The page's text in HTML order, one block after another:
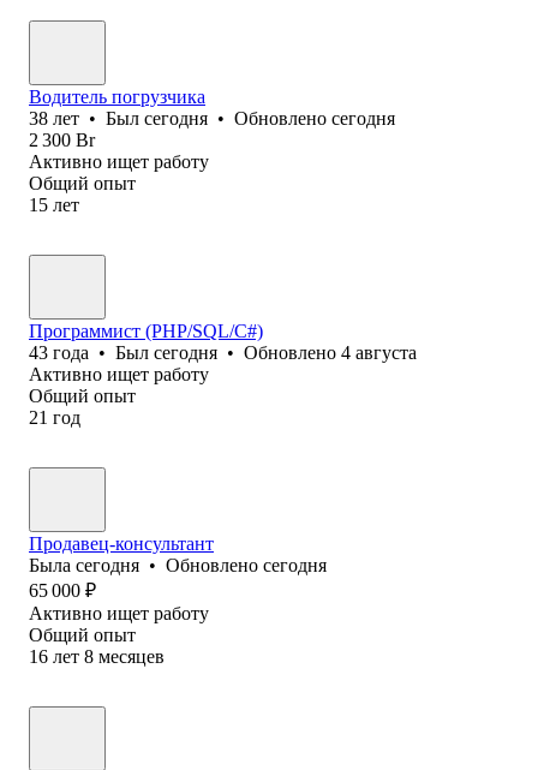
Водитель погрузчика
38 лет • Был сегодня • Обновлено сегодня
2 300 Br
Активно ищет работу
Общий опыт
15 лет
Программист (PHP/SQL/C#)
43 года • Был сегодня • Обновлено 4 августа
Активно ищет работу
Общий опыт
21 год
Продавец-консультант
Была сегодня • Обновлено сегодня
65 000 ₽
Активно ищет работу
Общий опыт
16 лет 8 месяцев